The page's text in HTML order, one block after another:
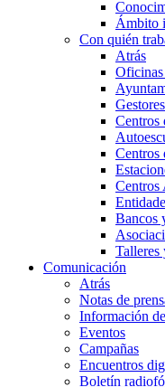
Ámbito
Con quién
Atrás
Centros
Centros
Centros
Bancos
Talleres
Comunicación
Atrás
Notas de
Información
Eventos
Campañas
Encuentros
Boletín